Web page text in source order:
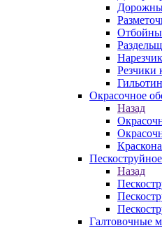
Резчики
Окрасочное
Назад
Назад
Галтовочные